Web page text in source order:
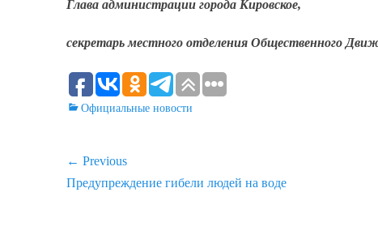
Глава администрации города Кировское,
секретарь местного отделения Общественного
Categories
Официальные новости
Навигация
по
← Previous
Previous
Предупреждение гибели людей на воде